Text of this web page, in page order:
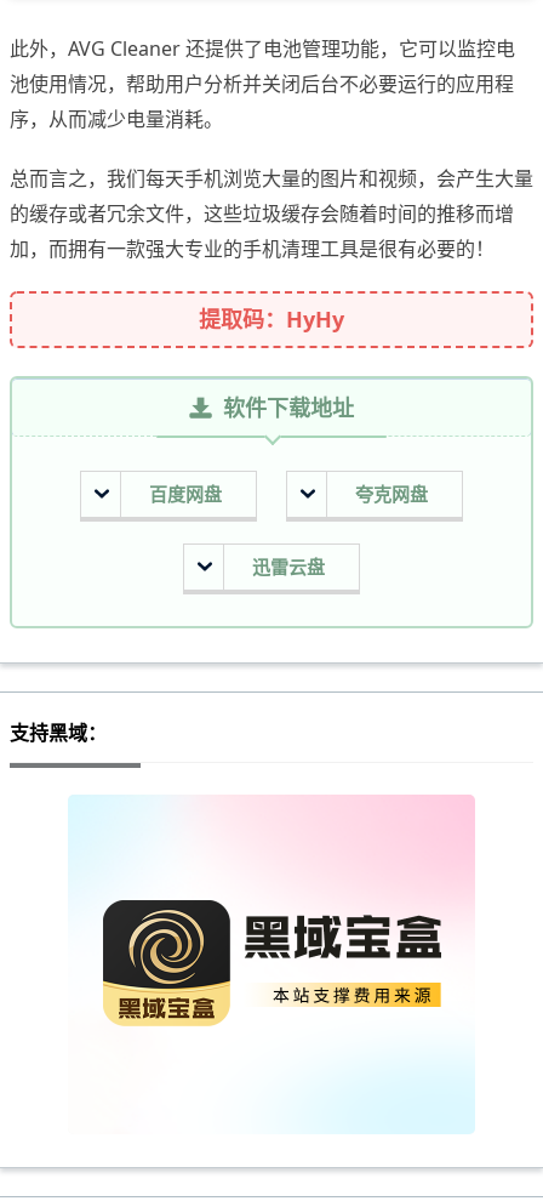
此外，AVG Cleaner 还提供了电池管理功能，它可以监控电
池使用情况，帮助用户分析并关闭后台不必要运行的应用程
序，从而减少电量消耗。
总而言之，我们每天手机浏览大量的图片和视频，会产生大量
的缓存或者冗余文件，这些垃圾缓存会随着时间的推移而增
加，而拥有一款强大专业的手机清理工具是很有必要的！
提取码：HyHy
软件下载地址
百度网盘 夸克网盘
迅雷云盘
支持黑域：